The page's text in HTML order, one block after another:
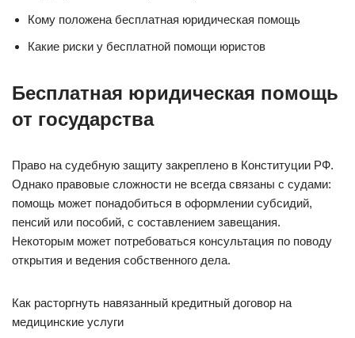
Кому положена бесплатная юридическая помощь
Какие риски у бесплатной помощи юристов
Бесплатная юридическая помощь
от государства
Право на судебную защиту закреплено в Конституции РФ.
Однако правовые сложности не всегда связаны с судами:
помощь может понадобиться в оформлении субсидий,
пенсий или пособий, с составлением завещания.
Некоторым может потребоваться консультация по поводу
открытия и ведения собственного дела.
Как расторгнуть навязанный кредитный договор на
медицинские услуги